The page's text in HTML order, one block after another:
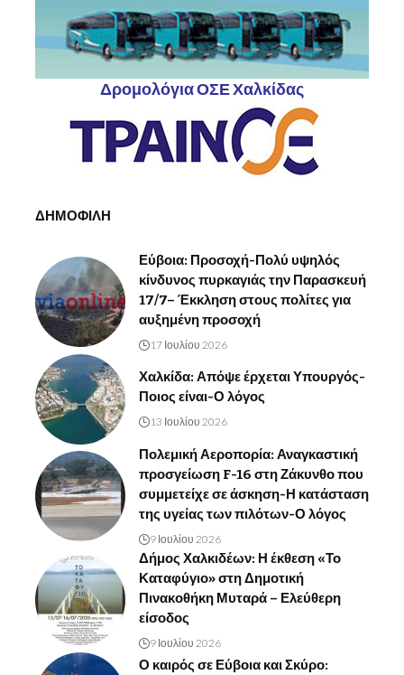
Δρομολόγια ΟΣΕ Χαλκίδας
ΔΗΜΟΦΙΛΗ
Εύβοια: Προσοχή-Πολύ υψηλός
κίνδυνος πυρκαγιάς την Παρασκευή
17/7– Έκκληση στους πολίτες για
αυξημένη προσοχή
17 Ιουλίου 2026
Χαλκίδα: Απόψε έρχεται Υπουργός-
Ποιος είναι-Ο λόγος
13 Ιουλίου 2026
Πολεμική Αεροπορία: Αναγκαστική
προσγείωση F-16 στη Ζάκυνθο που
συμμετείχε σε άσκηση-Η κατάσταση
της υγείας των πιλότων-Ο λόγος
9 Ιουλίου 2026
Δήμος Χαλκιδέων: Η έκθεση «Το
Καταφύγιο» στη Δημοτική
Πινακοθήκη Μυταρά – Ελεύθερη
είσοδος
9 Ιουλίου 2026
Ο καιρός σε Εύβοια και Σκύρο: